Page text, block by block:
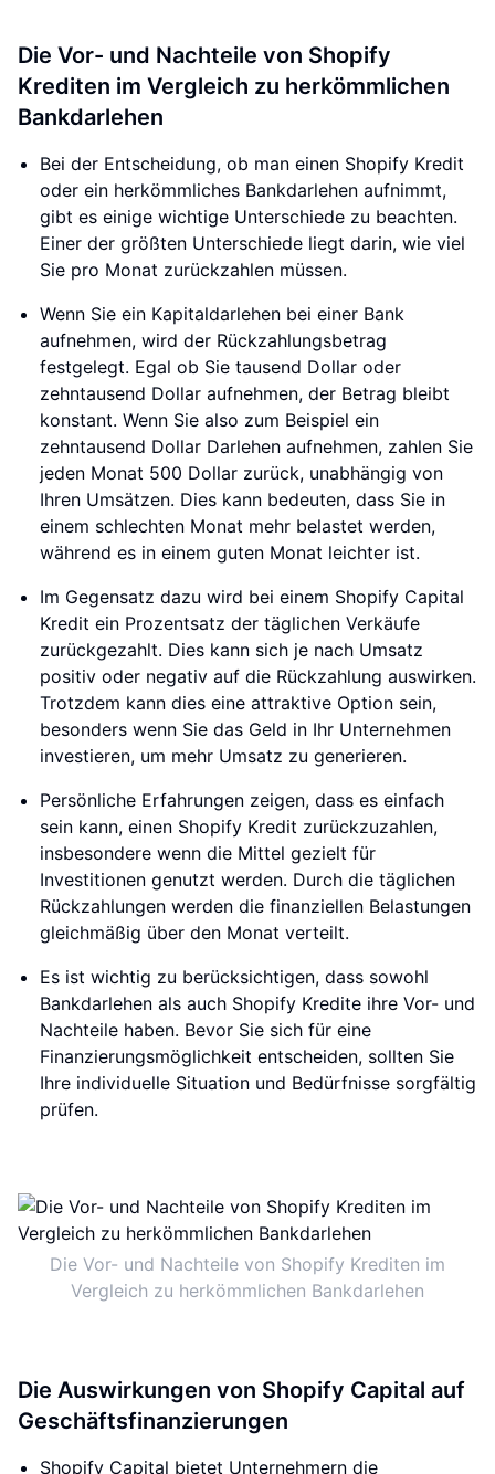
Die Vor- und Nachteile von Shopify
Krediten im Vergleich zu herkömmlichen
Bankdarlehen
Bei der Entscheidung, ob man einen Shopify Kredit
oder ein herkömmliches Bankdarlehen aufnimmt,
gibt es einige wichtige Unterschiede zu beachten.
Einer der größten Unterschiede liegt darin, wie viel
Sie pro Monat zurückzahlen müssen.
Wenn Sie ein Kapitaldarlehen bei einer Bank
aufnehmen, wird der Rückzahlungsbetrag
festgelegt. Egal ob Sie tausend Dollar oder
zehntausend Dollar aufnehmen, der Betrag bleibt
konstant. Wenn Sie also zum Beispiel ein
zehntausend Dollar Darlehen aufnehmen, zahlen Sie
jeden Monat 500 Dollar zurück, unabhängig von
Ihren Umsätzen. Dies kann bedeuten, dass Sie in
einem schlechten Monat mehr belastet werden,
während es in einem guten Monat leichter ist.
Im Gegensatz dazu wird bei einem Shopify Capital
Kredit ein Prozentsatz der täglichen Verkäufe
zurückgezahlt. Dies kann sich je nach Umsatz
positiv oder negativ auf die Rückzahlung auswirken.
Trotzdem kann dies eine attraktive Option sein,
besonders wenn Sie das Geld in Ihr Unternehmen
investieren, um mehr Umsatz zu generieren.
Persönliche Erfahrungen zeigen, dass es einfach
sein kann, einen Shopify Kredit zurückzuzahlen,
insbesondere wenn die Mittel gezielt für
Investitionen genutzt werden. Durch die täglichen
Rückzahlungen werden die finanziellen Belastungen
gleichmäßig über den Monat verteilt.
Es ist wichtig zu berücksichtigen, dass sowohl
Bankdarlehen als auch Shopify Kredite ihre Vor- und
Nachteile haben. Bevor Sie sich für eine
Finanzierungsmöglichkeit entscheiden, sollten Sie
Ihre individuelle Situation und Bedürfnisse sorgfältig
prüfen.
Die Vor- und Nachteile von Shopify Krediten im
Vergleich zu herkömmlichen Bankdarlehen
Die Auswirkungen von Shopify Capital auf
Geschäftsfinanzierungen
Shopify Capital bietet Unternehmern die